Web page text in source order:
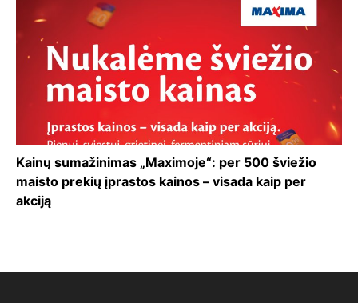
Kainų sumažinimas „Maximoje“: per 500 šviežio
maisto prekių įprastos kainos – visada kaip per
akciją